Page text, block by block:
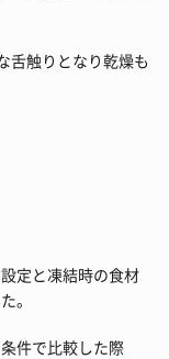
舌触りとなり乾燥も
定と凍結時の食材
。
件で比較した際